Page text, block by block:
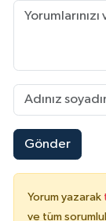
Gönder
Yorum yazarak
ve tüm